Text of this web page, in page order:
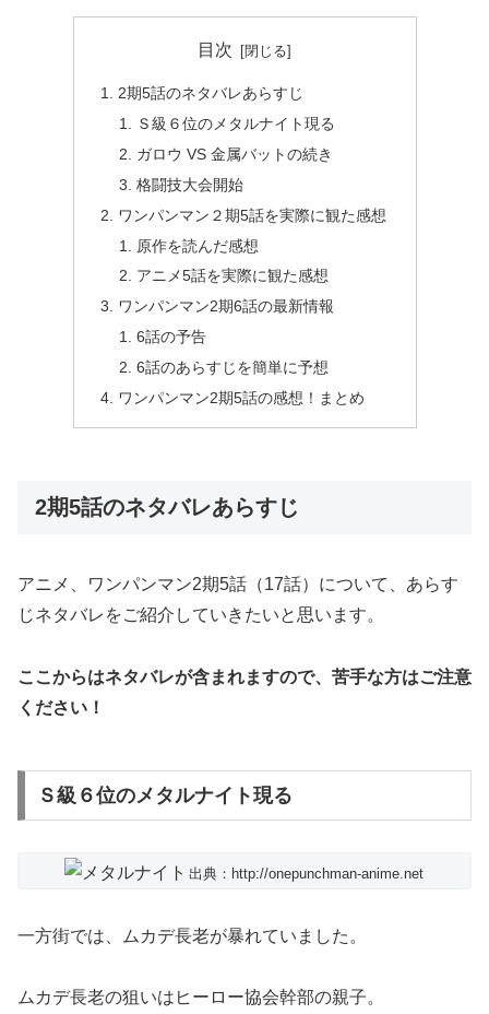
目次
2期5話のネタバレあらすじ
Ｓ級６位のメタルナイト現る
ガロウ VS 金属バットの続き
格闘技大会開始
ワンパンマン２期5話を実際に観た感想
原作を読んだ感想
アニメ5話を実際に観た感想
ワンパンマン2期6話の最新情報
6話の予告
6話のあらすじを簡単に予想
ワンパンマン2期5話の感想！まとめ
2期5話のネタバレあらすじ
アニメ、ワンパンマン2期5話（17話）について、あらす
じネタバレをご紹介していきたいと思います。
ここからはネタバレが含まれますので、苦手な方はご注意
ください！
Ｓ級６位のメタルナイト現る
出典：http://onepunchman-anime.net
一方街では、ムカデ長老が暴れていました。
ムカデ長老の狙いはヒーロー協会幹部の親子。